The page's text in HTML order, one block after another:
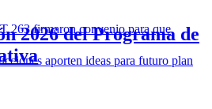
2026 del Programa de